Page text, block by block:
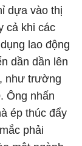
dựa vào thị
cả khi các
lao động
dần dần lên
như trường
Ông nhấn
ép thúc đẩy
phải